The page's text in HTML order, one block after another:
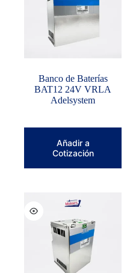
Banco de Baterías
BAT12 24V VRLA
Adelsystem
Añadir a
Cotización